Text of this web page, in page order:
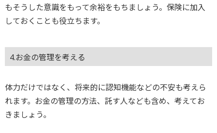
もそうした意識をもって余裕をもちましょう。保険に加入
しておくことも役立ちます。
4.お金の管理を考える
体力だけではなく、将来的に認知機能などの不安も考えら
れます。お金の管理の方法、託す人なども含め、考えてお
きましょう。